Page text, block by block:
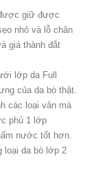
giữ được
nhỏ và lỗ chân
giá thành đắt
lớp da Full
của da bò thật.
các loại vân mà
phủ 1 lớp
nước tốt hơn.
loại da bò lớp 2